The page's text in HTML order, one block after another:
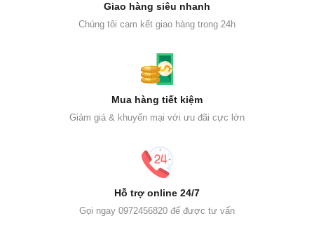
Giao hàng siêu nhanh
Chúng tôi cam kết giao hàng trong 24h
Mua hàng tiết kiệm
Giảm giá & khuyến mại với ưu đãi cực lớn
Hỗ trợ online 24/7
Gọi ngay 0972456820 để được tư vấn